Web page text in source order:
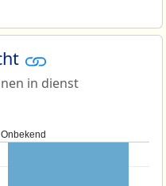
in dienst
Onbekend